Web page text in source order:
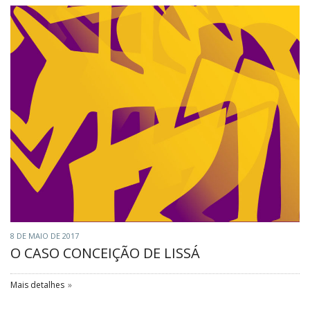
8 DE MAIO DE 2017
O CASO CONCEIÇÃO DE LISSÁ
Mais detalhes